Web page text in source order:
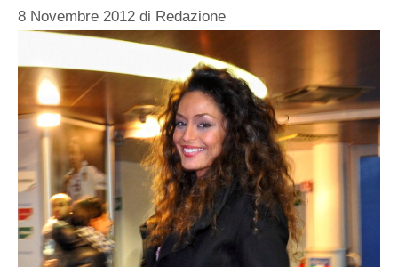
8 Novembre 2012 di Redazione